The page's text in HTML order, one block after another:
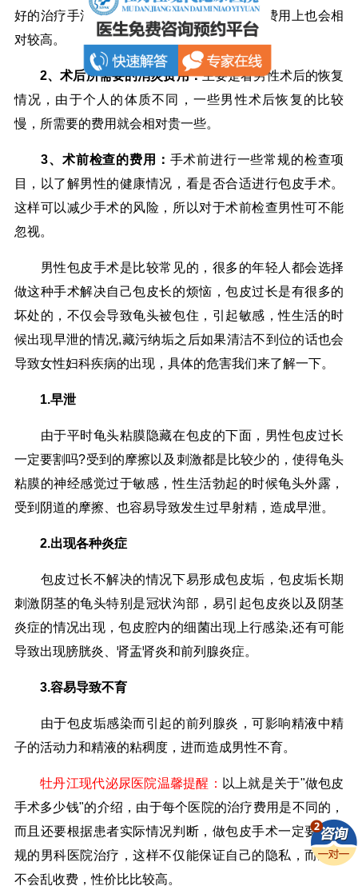
好的治疗手法可靠性、结果等方面会更好，费用上也会相
对较高。
2、术后所需要的消炎费用：主要是看男性术后的恢复
情况，由于个人的体质不同，一些男性术后恢复的比较
慢，所需要的费用就会相对贵一些。
3、术前检查的费用： 手术前进行一些常规的检查项
目，以了解男性的健康情况，看是否合适进行包皮手术。
这样可以减少手术的风险，所以对于术前检查男性可不能
忽视。
男性包皮手术是比较常见的，很多的年轻人都会选择
做这种手术解决自己包皮长的烦恼，包皮过长是有很多的
坏处的，不仅会导致龟头被包住，引起敏感，性生活的时
候出现早泄的情况,藏污纳垢之后如果清洁不到位的话也会
导致女性妇科疾病的出现，具体的危害我们来了解一下。
1.早泄
由于平时龟头粘膜隐藏在包皮的下面，男性包皮过长
一定要割吗?受到的摩擦以及刺激都是比较少的，使得龟头
粘膜的神经感觉过于敏感，性生活勃起的时候龟头外露，
受到阴道的摩擦、也容易导致发生过早射精，造成早泄。
2.出现各种炎症
包皮过长不解决的情况下易形成包皮垢，包皮垢长期
刺激阴茎的龟头特别是冠状沟部，易引起包皮炎以及阴茎
炎症的情况出现，包皮腔内的细菌出现上行感染,还有可能
导致出现膀胱炎、肾盂肾炎和前列腺炎症。
3.容易导致不育
由于包皮垢感染而引起的前列腺炎，可影响精液中精
子的活动力和精液的粘稠度，进而造成男性不育。
牡丹江现代泌尿医院温馨提醒： 以上就是关于"做包皮
手术多少钱"的介绍，由于每个医院的治疗费用是不同的，
而且还要根据患者实际情况判断，做包皮手术一定要来正
规的男科医院治疗，这样不仅能保证自己的隐私，而且也
不会乱收费，性价比比较高。